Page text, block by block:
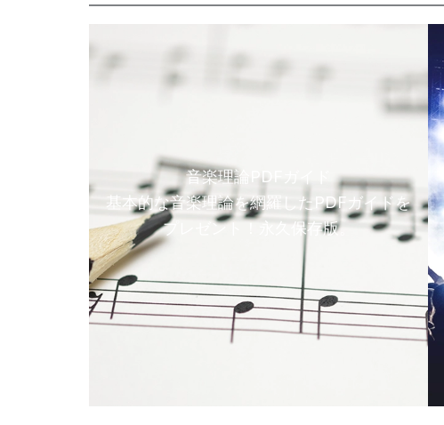
音楽理論PDFガイド
基本的な音楽理論を網羅したPDFガイドを
プレゼント！永久保存版。